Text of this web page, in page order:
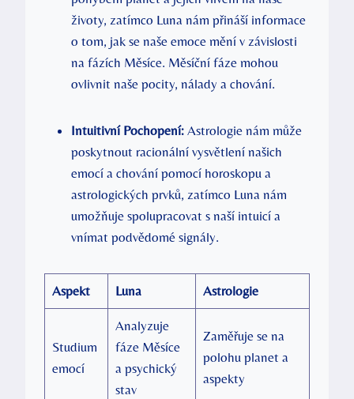
životy, zatímco Luna nám přináší informace
o tom, ​jak se naše emoce mění v závislosti
na fázích Měsíce. Měsíční fáze mohou
ovlivnit naše pocity, nálady a ​chování.
Intuitivní ‍Pochopení: Astrologie nám může
poskytnout racionální‍ vysvětlení našich ​
emocí a chování⁢ pomocí horoskopu a
astrologických ​prvků, zatímco Luna ⁤nám
‌umožňuje spolupracovat s naší intuicí a
vnímat ⁢podvědomé signály.
Aspekt Luna Astrologie
Studium
emocí
Analyzuje‌
fáze Měsíce
a psychický
⁢stav
Zaměřuje se na
polohu planet a
aspekty